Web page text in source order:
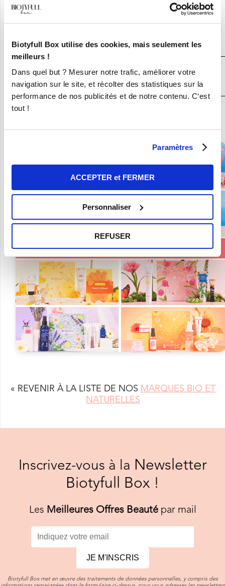
Biotyfull Box utilise des cookies, mais seulement les
meilleurs !
Dans quel but ? Mesurer notre trafic, améliorer votre
navigation sur le site, et récolter des statistiques sur la
performance de nos publicités et de notre contenu. C‘est
tout !
Paramètres
ACCEPTER et FERMER
Personnaliser
REFUSER
La Biotyfull Team
était partenaire
BIOTYFULL Box, la Box Beauté Bio N°1?
JE DÉCOUVRE LA BOX BEAUTÉ BIO
N°1
En ce moment :
« REVENIR À LA LISTE DE NOS MARQUES BIO ET
NATURELLES
Inscrivez-vous à la Newsletter
Biotyfull Box !
Les Meilleures Offres Beautépar mail
JE M'INSCRIS
Biotyfull Box met en œuvre des traitements de données personnelles, y compris des